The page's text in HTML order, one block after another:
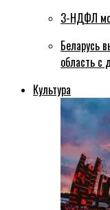
3-НДФЛ
Беларусь
область с
Культура